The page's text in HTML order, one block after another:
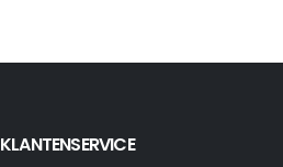
KLANTENSERVICE